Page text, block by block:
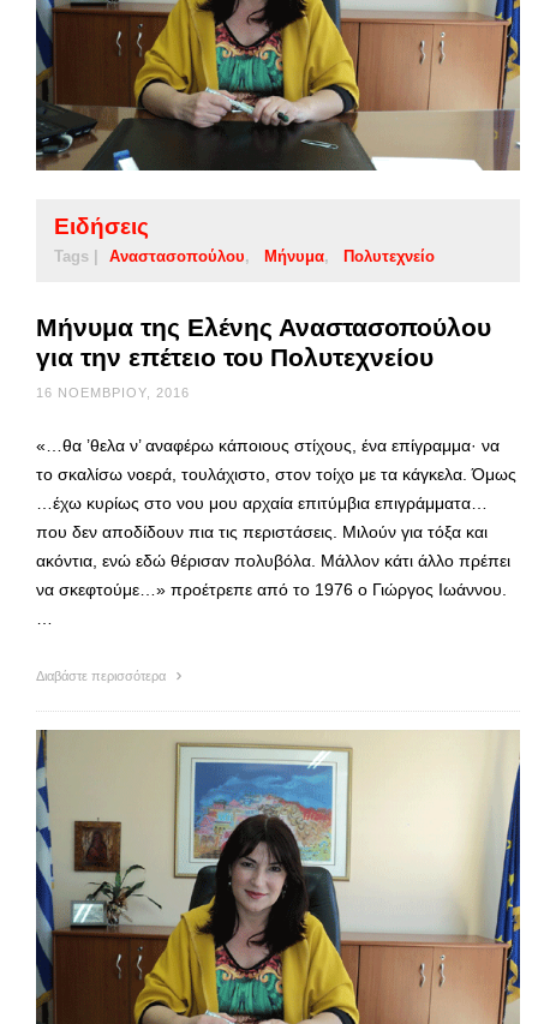
Ειδήσεις
Tags | Αναστασοπούλου Μήνυμα Πολυτεχνείο
Μήνυμα της Ελένης Αναστασοπούλου
για την επέτειο του Πολυτεχνείου
16 ΝΟΕΜΒΡΊΟΥ, 2016
«…θα ’θελα ν’ αναφέρω κάποιους στίχους, ένα επίγραμμα· να
το σκαλί­σω νοερά, τουλάχιστο, στον τοίχο με τα κάγκελα. Όμως
…έχω κυρίως στο νου μου αρχαία επιτύμβια επιγράμματα…
που δεν απο­δίδουν πια τις περιστάσεις. Μιλούν για τόξα και
ακόντια, ενώ εδώ θέρι­σαν πολυβόλα. Μάλλον κάτι άλλο πρέπει
να σκεφτούμε…» προέτρεπε από το 1976 ο Γιώργος Ιωάννου.
Διαβάστε περισσότερα